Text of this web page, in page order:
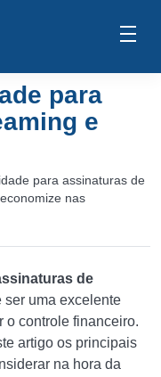
para
e
para assinaturas de
nas
de
ser uma excelente
o controle financeiro.
artigo os principais
na hora da